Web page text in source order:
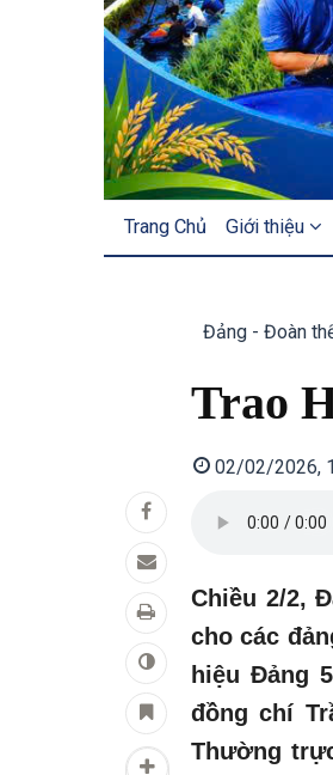
NAVIGATION
Trang Chủ Giới thiệu
Đảng - Đoàn
Trao
02/02/2026,
Chiều 2/2,
cho các
hiệu Đảng
đồng chí
Thường